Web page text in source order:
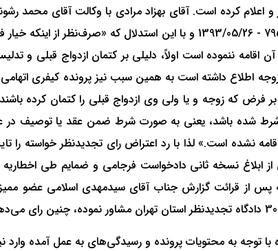
موجب رای شماره 795 - 1393/05/26 و با این استدلال
ننموده است اولاً، دلیلی بر کتمان ازدواج قبلی و
اطلاع داشته است به همین سبب نیز پرونده کیفری
فرض که زوجه و یا ولی وی ازدواج قبلی را کتمان
شرط شده باشد، یعنی به صورت شرط ضمن عقد یا توصیف در
نشده است.» لذا با رد اعتراض رای تجدیدنظر خواسته را
ابلاغ نسخه ثانی دادخواست فرجامی و ضمایم طی
با توجه به محتویات پرونده و رسیدگی‌های به عمل آمده